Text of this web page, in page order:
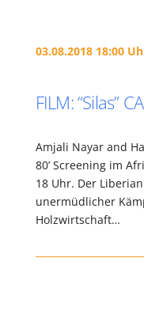
03.08.2018 18:00
FILM: “Silas”
Amjali Nayar and
80’ Screening im
18 Uhr. Der
unermüdlicher
Holzwirtschaft…